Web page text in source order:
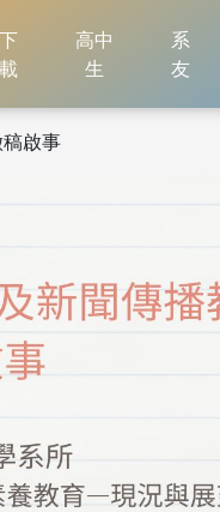
下
載
高中
生
系
友
啟事